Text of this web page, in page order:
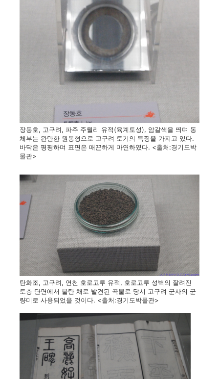
장동호, 고구려, 파주 주월리 유적(육계토성), 암갈색을 띄며 동
체부는 완만한 원통형으로 고구려 토기의 특징을 가지고 있다.
바닥은 평평하며 표면은 매끈하게 마연하였다. <출처:경기도박
물관>
탄화조, 고구려, 연천 호로고루 유적, 호로고루 성벽의 잘려진
토층 단면에서 불탄 채로 발견된 곡물로 당시 고구려 군사의 군
량미로 사용되었을 것이다. <출처:경기도박물관>